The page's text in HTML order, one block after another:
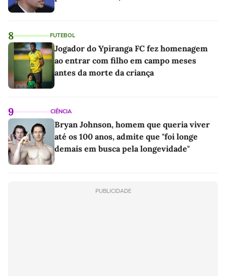
8 FUTEBOL
Jogador do Ypiranga FC fez homenagem
ao entrar com filho em campo meses
antes da morte da criança
9 CIÊNCIA
Bryan Johnson, homem que queria viver
até os 100 anos, admite que "foi longe
demais em busca pela longevidade"
PUBLICIDADE